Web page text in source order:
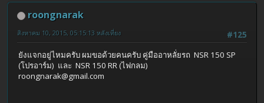
roongnarak
#125
สิงหาคม 10, 2015, 05:15:13 หลังเที่ยง
ยังแจกอยู่ไหมครับ ผมขอด้วยคนครับ คู่มืออาหลั่ยรถ NSR 150 SP
(โปรอาร์ม) และ NSR 150 RR (ไฟกลม)
roongnarak@gmail.com